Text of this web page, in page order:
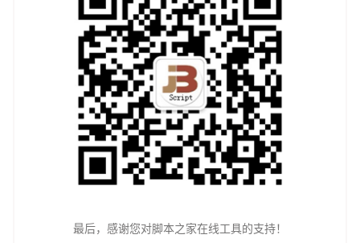
最后，感谢您对脚本之家在线工具的支持！